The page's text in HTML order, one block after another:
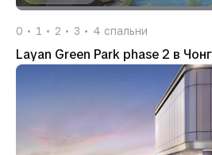
0 1 2 3 4 спальни
Layan Green Park phase 2 в